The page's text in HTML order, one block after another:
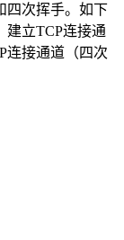
四次挥手。如下
建立TCP连接通
连接通道（四次